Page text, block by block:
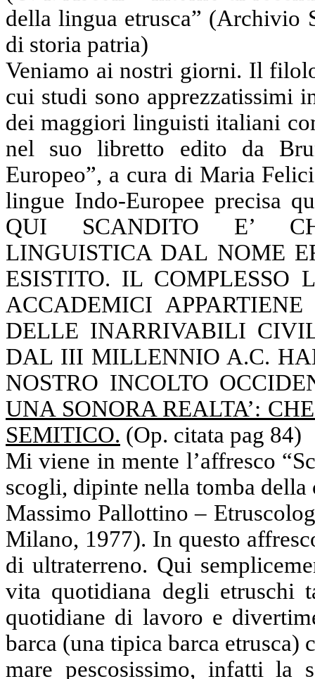
della lingua etrusca” (Archivio
di storia patria)
Veniamo ai nostri giorni. Il
cui studi sono apprezzatissimi
dei maggiori linguisti italiani
nel suo libretto edito da
Europeo”, a cura di Maria
lingue Indo-Europee precisa
QUI SCANDITO E’
LINGUISTICA DAL NOME
ESISTITO. IL COMPLESSO
ACCADEMICI
DELLE INARRIVABILI
DAL III MILLENNIO A.C.
NOSTRO INCOLTO
UNA SONORA REALTA’:
SEMITICO. (Op. citata pag 84)
Mi viene in mente l’affresco
scogli, dipinte nella tomba della
Massimo Pallottino –
Milano, 1977). In questo
di ultraterreno. Qui
vita quotidiana degli etruschi
quotidiane di lavoro e
barca (una tipica barca etrusca)
mare pescosissimo, infatti la